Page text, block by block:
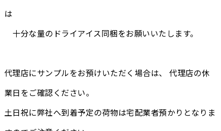
は
十分な量のドライアイス同梱をお願いいたします。
代理店にサンプルをお預けいただく場合は、 代理店の休
業日をご確認ください。
土日祝に弊社へ到着予定の荷物は宅配業者預かりとなりま